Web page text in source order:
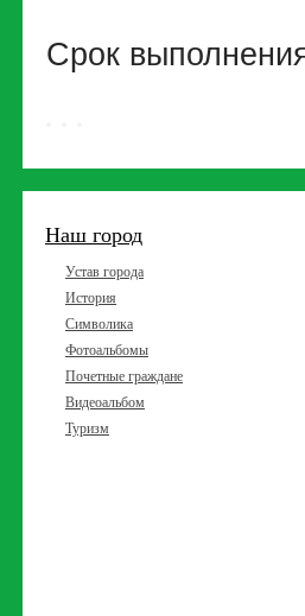
Срок
Наш город
Устав города
История
Символика
Фотоальбомы
Почетные граждане
Видеоальбом
Туризм